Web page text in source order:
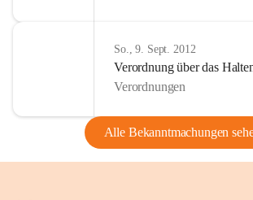
So., 9. Sept. 2012
Verordnung über das
Verordnungen
Alle Bekanntmachungen